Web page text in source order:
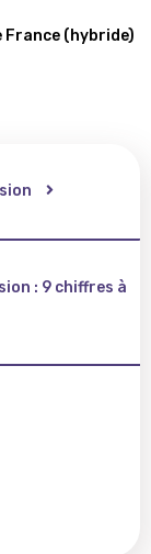
(hybride)
: 9 chiffres à